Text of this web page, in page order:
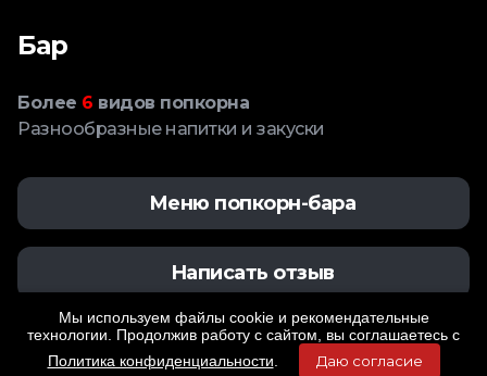
Бар
Более 6 видов попкорна
Разнообразные напитки и закуски
Меню попкорн-бара
Написать отзыв
Мы используем файлы cookie и рекомендательные
технологии. Продолжив работу с сайтом, вы соглашаетесь с
Политика конфиденциальности
Даю согласие